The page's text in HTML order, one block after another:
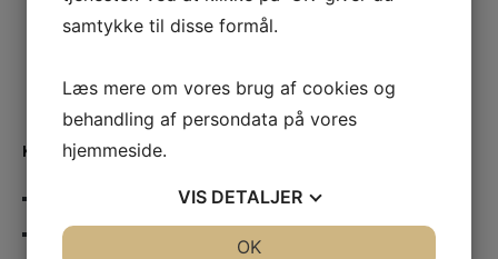
KATEGORIER
Bolig
samtykke til disse formål.
Læs mere om vores brug af cookies og
behandling af persondata på vores
hjemmeside.
VIS DETALJER
OK